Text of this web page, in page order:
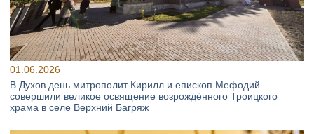
01.06.2026
В Духов день митрополит Кирилл и епископ Мефодий
совершили великое освящение возрождённого Троицкого
храма в селе Верхний Багряж